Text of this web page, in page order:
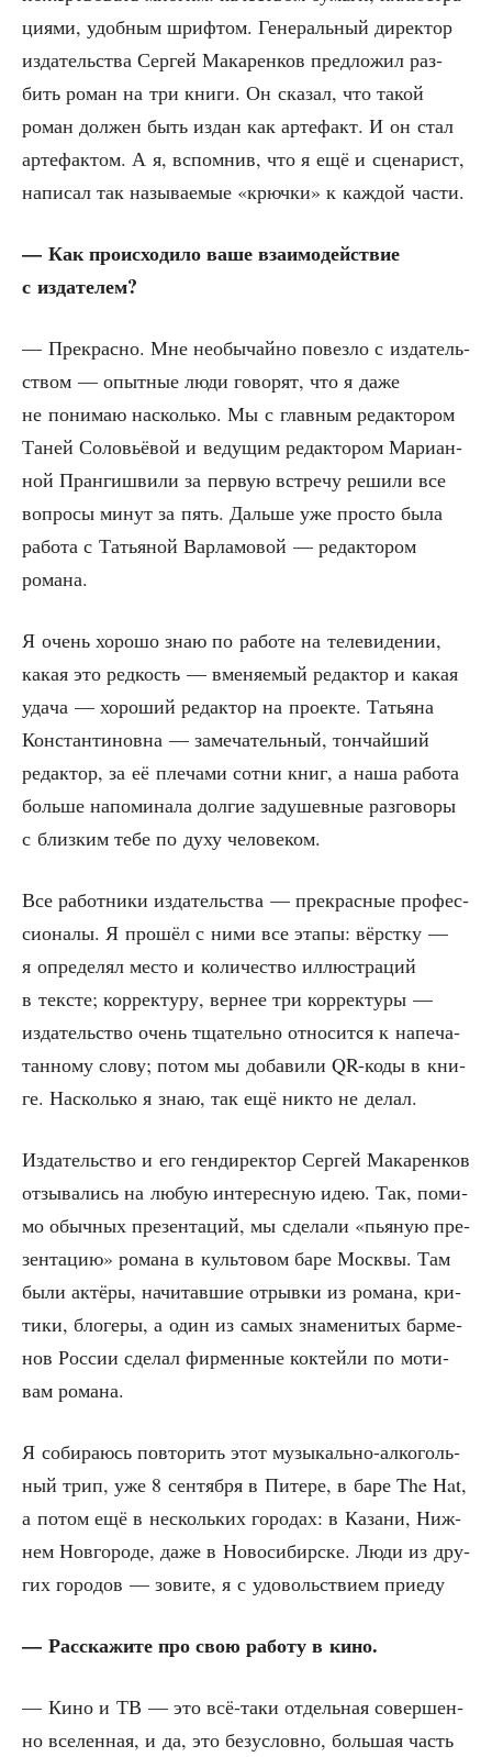
ци­я­ми, удоб­ным шриф­том. Гене­раль­ный дирек­тор
изда­тель­ства Сер­гей Мака­рен­ков пред­ло­жил раз­
бить роман на три кни­ги. Он ска­зал, что такой
роман дол­жен быть издан как арте­факт. И он стал
арте­фак­том. А я, вспом­нив, что я ещё и сце­на­рист,
напи­сал так назы­ва­е­мые «крюч­ки» к каж­дой части.
— Как про­ис­хо­ди­ло ваше вза­и­мо­дей­ствие
с издателем?
— Пре­крас­но. Мне необы­чай­но повез­ло с изда­тель­
ством — опыт­ные люди гово­рят, что я даже
не пони­маю насколь­ко. Мы с глав­ным редак­то­ром
Таней Соло­вьё­вой и веду­щим редак­то­ром Мари­ан­
ной Пран­ги­шви­ли за первую встре­чу реши­ли все
вопро­сы минут за пять. Даль­ше уже про­сто была
рабо­та с Татья­ной Вар­ла­мо­вой — редак­то­ром
романа.
Я очень хоро­шо знаю по рабо­те на теле­ви­де­нии,
какая это ред­кость — вме­ня­е­мый редак­тор и какая
уда­ча — хоро­ший редак­тор на про­ек­те. Татья­на
Кон­стан­ти­нов­на — заме­ча­тель­ный, тон­чай­ший
редак­тор, за её пле­ча­ми сот­ни книг, а наша рабо­та
боль­ше напо­ми­на­ла дол­гие заду­шев­ные раз­го­во­ры
с близ­ким тебе по духу человеком.
Все работ­ни­ки изда­тель­ства — пре­крас­ные про­фес­
си­о­на­лы. Я про­шёл с ними все эта­пы: вёрст­ку —
я опре­де­лял место и коли­че­ство иллю­стра­ций
в тек­сте; кор­рек­ту­ру, вер­нее три кор­рек­ту­ры —
изда­тель­ство очень тща­тель­но отно­сит­ся к напе­ча­
тан­но­му сло­ву; потом мы доба­ви­ли QR-коды в кни­
ге. Насколь­ко я знаю, так ещё никто не делал.
Изда­тель­ство и его ген­ди­рек­тор Сер­гей Мака­рен­ков
отзы­ва­лись на любую инте­рес­ную идею. Так, поми­
мо обыч­ных пре­зен­та­ций, мы сде­ла­ли «пья­ную пре­
зен­та­цию» рома­на в куль­то­вом баре Моск­вы. Там
были актё­ры, начи­тав­шие отрыв­ки из рома­на, кри­
ти­ки, бло­ге­ры, а один из самых зна­ме­ни­тых бар­ме­
нов Рос­сии сде­лал фир­мен­ные кок­тей­ли по моти­
вам романа.
Я соби­ра­юсь повто­рить этот музы­каль­но-алко­голь­
ный трип, уже 8 сен­тяб­ря в Пите­ре, в баре The Hat,
а потом ещё в несколь­ких горо­дах: в Каза­ни, Ниж­
нем Нов­го­ро­де, даже в Ново­си­бир­ске. Люди из дру­
гих горо­дов — зови­те, я с удо­воль­стви­ем приеду
— Рас­ска­жи­те про свою рабо­ту в кино.
— Кино и ТВ — это всё-таки отдель­ная совер­шен­
но все­лен­ная, и да, это без­услов­но, боль­шая часть